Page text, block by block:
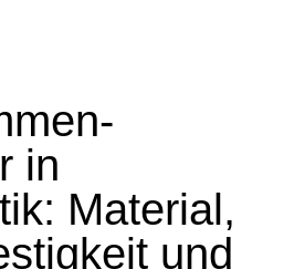
in
Material,
und